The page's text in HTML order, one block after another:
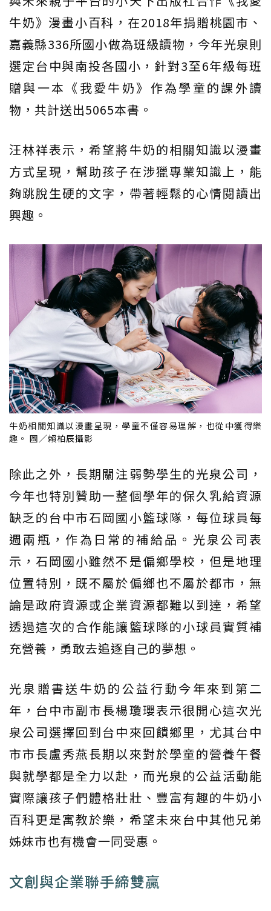
牛奶》漫畫小百科，在2018年捐贈桃園市、
嘉義縣336所國小做為班級讀物，今年光泉則
選定台中與南投各國小，針對3至6年級每班
贈與一本《我愛牛奶》作為學童的課外讀
物，共計送出5065本書。
汪林祥表示，希望將牛奶的相關知識以漫畫
方式呈現，幫助孩子在涉獵專業知識上，能
夠跳脫生硬的文字，帶著輕鬆的心情閱讀出
興趣。
牛奶相關知識以漫畫呈現，學童不僅容易理解，也從中獲得樂
趣。 圖／賴柏辰攝影
除此之外，長期關注弱勢學生的光泉公司，
今年也特別贊助一整個學年的保久乳給資源
缺乏的台中市石岡國小籃球隊，每位球員每
週兩瓶，作為日常的補給品。光泉公司表
示，石岡國小雖然不是偏鄉學校，但是地理
位置特別，既不屬於偏鄉也不屬於都市，無
論是政府資源或企業資源都難以到達，希望
透過這次的合作能讓籃球隊的小球員實質補
充營養，勇敢去追逐自己的夢想。
光泉贈書送牛奶的公益行動今年來到第二
年，台中市副市長楊瓊瓔表示很開心這次光
泉公司選擇回到台中來回饋鄉里，尤其台中
市市長盧秀燕長期以來對於學童的營養午餐
與就學都是全力以赴，而光泉的公益活動能
實際讓孩子們體格壯壯、豐富有趣的牛奶小
百科更是寓教於樂，希望未來台中其他兄弟
姊妹市也有機會一同受惠。
文創與企業聯手締雙贏